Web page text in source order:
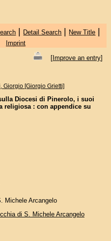
| Detail Search | New Title |
Imprint
[Improve an entry]
Giorgio [Giorgio Grietti]
Diocesi di Pinerolo, i suoi
religiosa : con appendice su
Michele Arcangelo
di S. Michele Arcangelo